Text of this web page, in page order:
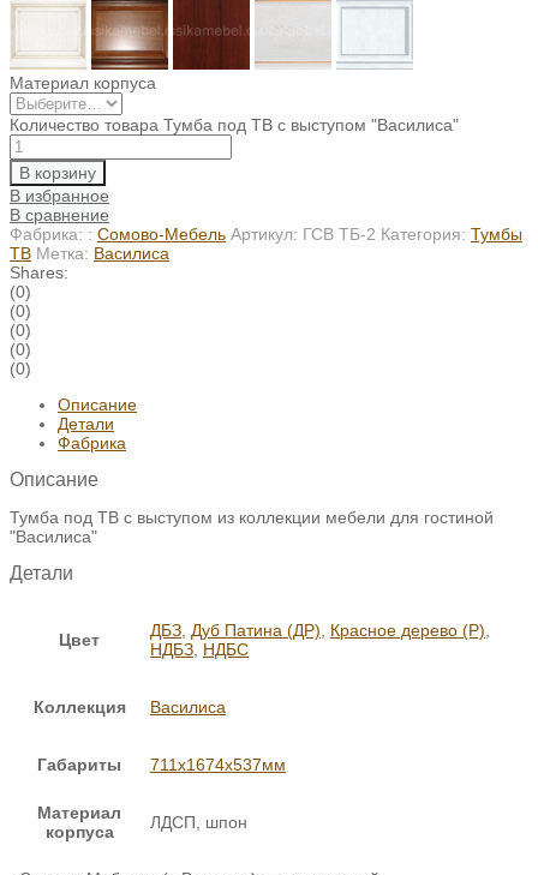
Материал корпуса
Количество товара Тумба под ТВ с выступом "Василиса"
В корзину
В избранное
В сравнение
Фабрика: : Сомово-Мебель Артикул: ГСВ ТБ-2 Категория: Тумбы
ТВ Метка: Василиса
Shares:
(0)
(0)
(0)
(0)
(0)
Описание
Детали
Фабрика
Описание
Тумба под ТВ с выступом из коллекции мебели для гостиной
"Василиса"
Детали
Цвет ДБЗ, Дуб Патина (ДР), Красное дерево (Р),
НДБЗ, НДБС
Коллекция Василиса
Габариты 711х1674х537мм
Материал
корпуса
ЛДСП, шпон